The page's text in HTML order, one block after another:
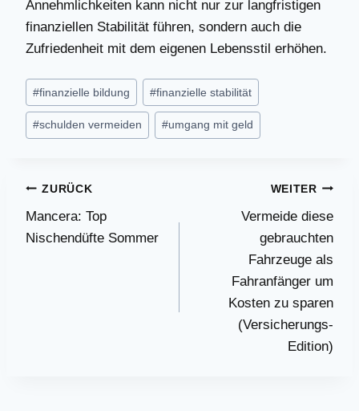
Annehmlichkeiten kann nicht nur zur langfristigen
finanziellen Stabilität führen, sondern auch die
Zufriedenheit mit dem eigenen Lebensstil erhöhen.
Schlagworte:
#finanzielle bildung #finanzielle stabilität
#schulden vermeiden #umgang mit geld
Beitragsnavigation
ZURÜCK
Mancera: Top
Nischendüfte Sommer
WEITER
Vermeide diese
gebrauchten
Fahrzeuge als
Fahranfänger um
Kosten zu sparen
(Versicherungs-
Edition)